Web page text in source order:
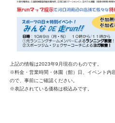
上記の情報は2023年9月現在のものです。
※料金・営業時間・休園（館）日、イベント内
ので、事前にご確認ください。
※表記されている価格は税込みです。